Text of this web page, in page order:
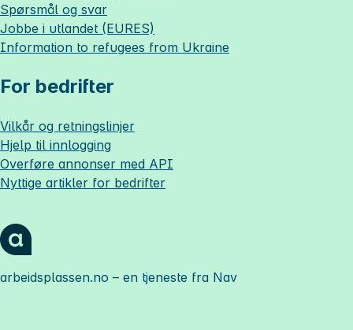
Spørsmål og svar
Jobbe i utlandet (EURES)
Information to refugees from Ukraine
For bedrifter
Vilkår og retningslinjer
Hjelp til innlogging
Overføre annonser med API
Nyttige artikler for bedrifter
arbeidsplassen.no – en tjeneste fra Nav